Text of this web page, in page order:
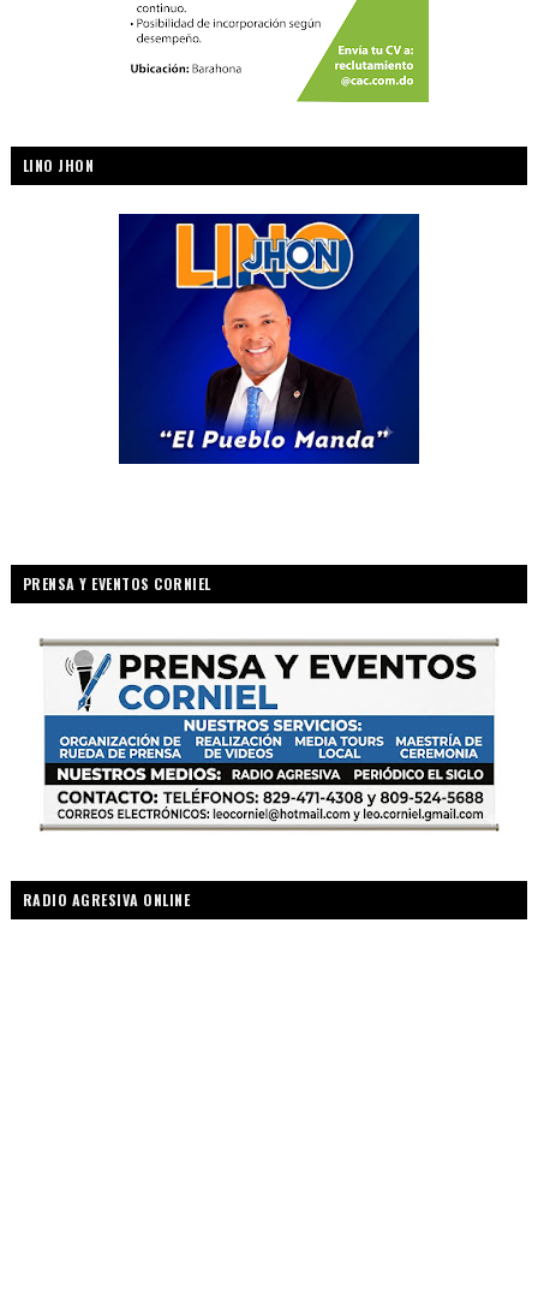
LINO JHON
PRENSA Y EVENTOS CORNIEL
RADIO AGRESIVA ONLINE